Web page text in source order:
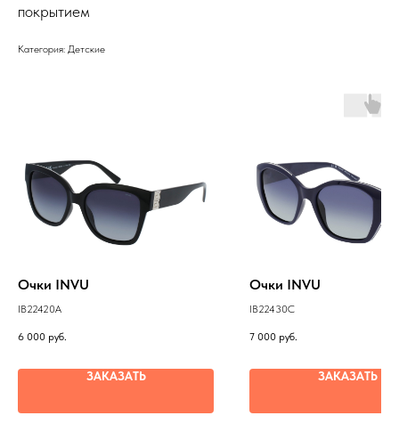
покрытием
Категория: Детские
Очки INVU
IB22420A
6 000 руб.
ЗАКАЗАТЬ
Очки INVU
IB22430C
7 000 руб.
ЗАКАЗАТЬ